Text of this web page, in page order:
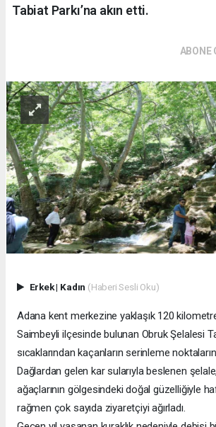
Tabiat Parkı’na akın etti.
ABONE
Erkek| Kadın (Haberi Sesli Oku)
Adana kent merkezine yaklaşık 120
Saimbeyli ilçesinde bulunan Obruk Şelalesi
sıcaklarından kaçanların serinleme
Dağlardan gelen kar sularıyla beslenen şelale,
ağaçlarının gölgesindeki doğal güzelliğiyle
rağmen çok sayıda ziyaretçiyi ağırladı.